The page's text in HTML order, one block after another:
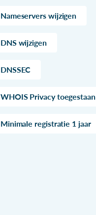
Nameservers wijzigen
DNS wijzigen
DNSSEC
WHOIS Privacy toegestaan
Minimale registratie 1 jaar